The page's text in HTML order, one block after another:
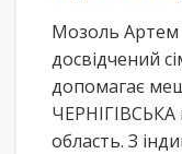
Мозоль
досвідчений
допомагає
ЧЕРНІГІВСЬКА
область. З